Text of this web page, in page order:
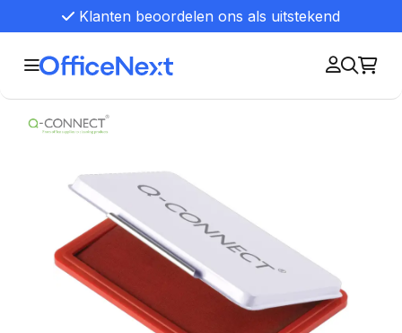
Klanten beoordelen ons als uitstekend